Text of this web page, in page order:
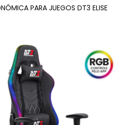
PARA JUEGOS DT3 ELISE